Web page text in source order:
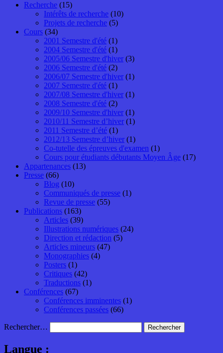
Recherche (15)
Intérêts de recherche (10)
Projets de recherche (5)
Cours (34)
2001 Semestre d'été (1)
2004 Semestre d'été (1)
2005/06 Semestre d'hiver (3)
2006 Semestre d'été (2)
2006/07 Semestre d'hiver (1)
2007 Semestre d'été (1)
2007/08 Semestre d'hiver (1)
2008 Semestre d'été (2)
2009/10 Semestre d'hiver (1)
2010/11 Semestre d’hiver (1)
2011 Semestre d’été (1)
2012/13 Semestre d’hiver (1)
Co-tutelle des épreuves d'examen (1)
Cours pour étudiants débutants Moyen Âge (17)
Appartenances (13)
Presse (66)
Blog (10)
Communiqués de presse (1)
Revue de presse (55)
Publications (163)
Articles (39)
Illustrations numériques (24)
Direction et rédaction (5)
Articles mineurs (47)
Monographies (4)
Posters (1)
Critiques (42)
Traductions (1)
Conférences (67)
Conférences imminentes (1)
Conférences passées (66)
Rechercher…
Langue :